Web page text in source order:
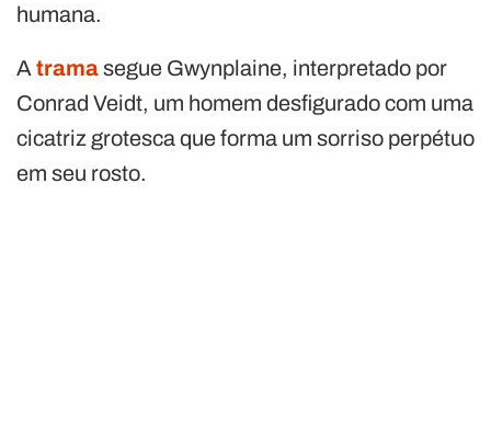
humana.
A tramasegue Gwynplaine, interpretado por
Conrad Veidt, um homem desfigurado com uma
cicatriz grotesca que forma um sorriso perpétuo
em seu rosto.